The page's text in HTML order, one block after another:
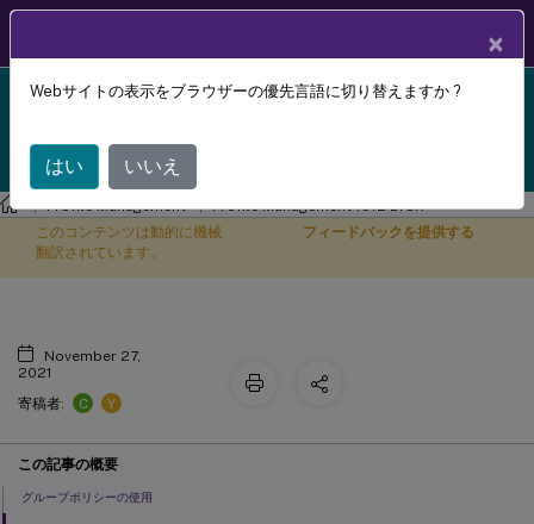
Profile Management 1912 LTSR reached end-of-life
to a newer version of Profile Management.
Profile Management Profile Management 1912 LTSR
このコンテンツは動的に機械
翻訳されています。
フィードバックを提供する
オフラインプロファイルの構成
November 27,
2021
寄稿者:
C Y
この記事の概要
グループポリシーの使用
×
Webサイトの表示をブラウザーの優先言語に切り替えますか ?
はい いいえ